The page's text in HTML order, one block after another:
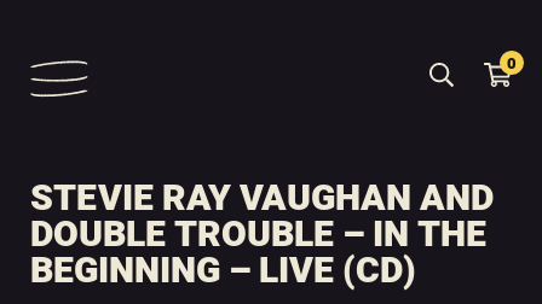
0
STEVIE RAY VAUGHAN AND
DOUBLE TROUBLE – IN THE
BEGINNING – LIVE (CD)